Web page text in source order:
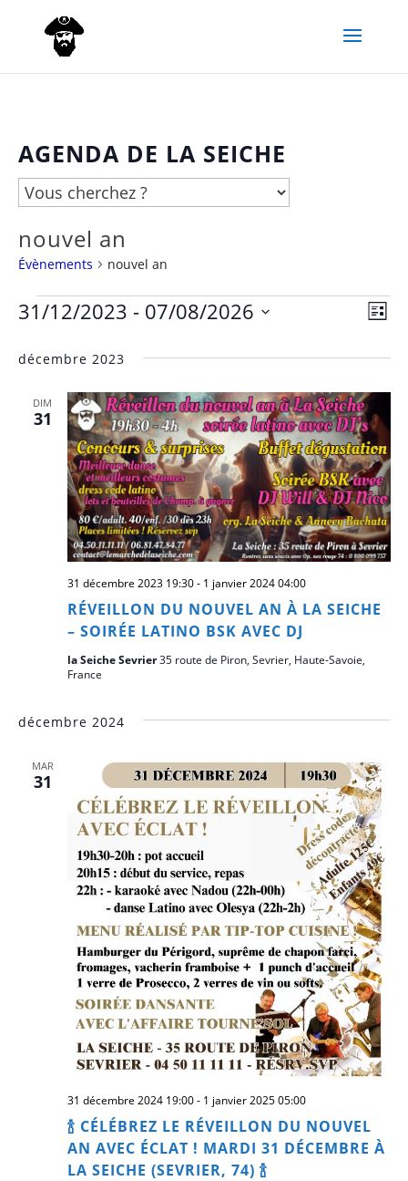
AGENDA DE LA SEICHE
nouvel an
Évènements nouvel an
Évènements
par
Liste
31/12/2023 - 07/08/2026
une
décembre 2023
DIM
31
RÉVEILLON DU NOUVEL AN À LA SEICHE
– SOIRÉE LATINO BSK AVEC DJ
31 décembre 2023 19:30- 1 janvier 2024 04:00
la Seiche Sevrier35 route de Piron, Sevrier, Haute-Savoie,
France
décembre 2024
MAR
31
🍾 CÉLÉBREZ LE RÉVEILLON DU NOUVEL
AN AVEC ÉCLAT ! MARDI 31 DÉCEMBRE À
LA SEICHE (SEVRIER, 74) 🍾
31 décembre 2024 19:00- 1 janvier 2025 05:00